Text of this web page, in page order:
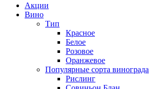
Акции
Вино
Тип
Красное
Белое
Розовое
Оранжевое
Популярные сорта винограда
Рислинг